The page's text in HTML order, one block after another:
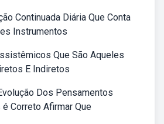
Continuada Diária Que Conta
Instrumentos
Que São Aqueles
E Indiretos
Dos Pensamentos
Correto Afirmar Que